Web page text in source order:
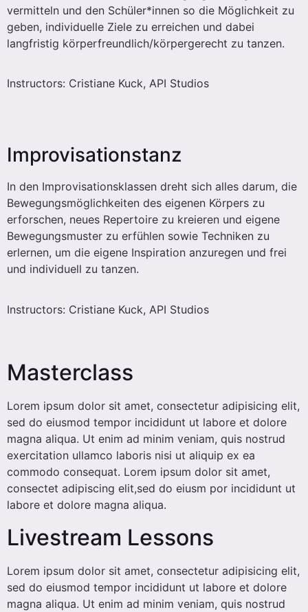
vermitteln und den Schüler*innen so die Möglichkeit zu
geben, individuelle Ziele zu erreichen und dabei
langfristig körperfreundlich/körpergerecht zu tanzen.
Instructors: Cristiane Kuck, API Studios
Improvisationstanz
In den Improvisationsklassen dreht sich alles darum, die
Bewegungsmöglichkeiten des eigenen Körpers zu
erforschen, neues Repertoire zu kreieren und eigene
Bewegungsmuster zu erfühlen sowie Techniken zu
erlernen, um die eigene Inspiration anzuregen und frei
und individuell zu tanzen.
Instructors: Cristiane Kuck, API Studios
Masterclass
Lorem ipsum dolor sit amet, consectetur adipisicing elit,
sed do eiusmod tempor incididunt ut labore et dolore
magna aliqua. Ut enim ad minim veniam, quis nostrud
exercitation ullamco laboris nisi ut aliquip ex ea
commodo consequat. Lorem ipsum dolor sit amet,
consectet adipiscing elit,sed do eiusm por incididunt ut
labore et dolore magna aliqua.
Livestream Lessons
Lorem ipsum dolor sit amet, consectetur adipisicing elit,
sed do eiusmod tempor incididunt ut labore et dolore
magna aliqua. Ut enim ad minim veniam, quis nostrud